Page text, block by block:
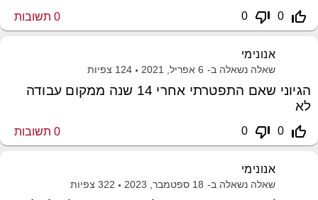
thumb_up_off_alt
0
thumb_down_off_alt
0
0 תשובות
אנונימי
שאלה נשאלה ב- 6 אפריל, 2021 124 צפיות
הגיוני שאם התפטרתי אחרי 14 שנה ממקום עבודה
לא
thumb_up_off_alt
0
thumb_down_off_alt
0
0 תשובות
אנונימי
שאלה נשאלה ב- 18 ספטמבר, 2023 322 צפיות